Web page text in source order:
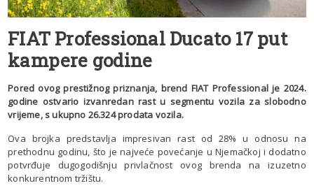
FIAT Professional Ducato17 put
kampere godine
Pored ovog prestižnog priznanja, brend FIAT Professional je 2024.
godine ostvario izvanredan rast u segmentu vozila za slobodno
vrijeme, s ukupno 26.324 prodata vozila.
Ova brojka predstavlja impresivan rast od 28% u odnosu na
prethodnu godinu, što je najveće povećanje u Njemačkoj i dodatno
potvrđuje dugogodišnju privlačnost ovog brenda na izuzetno
konkurentnom tržištu.